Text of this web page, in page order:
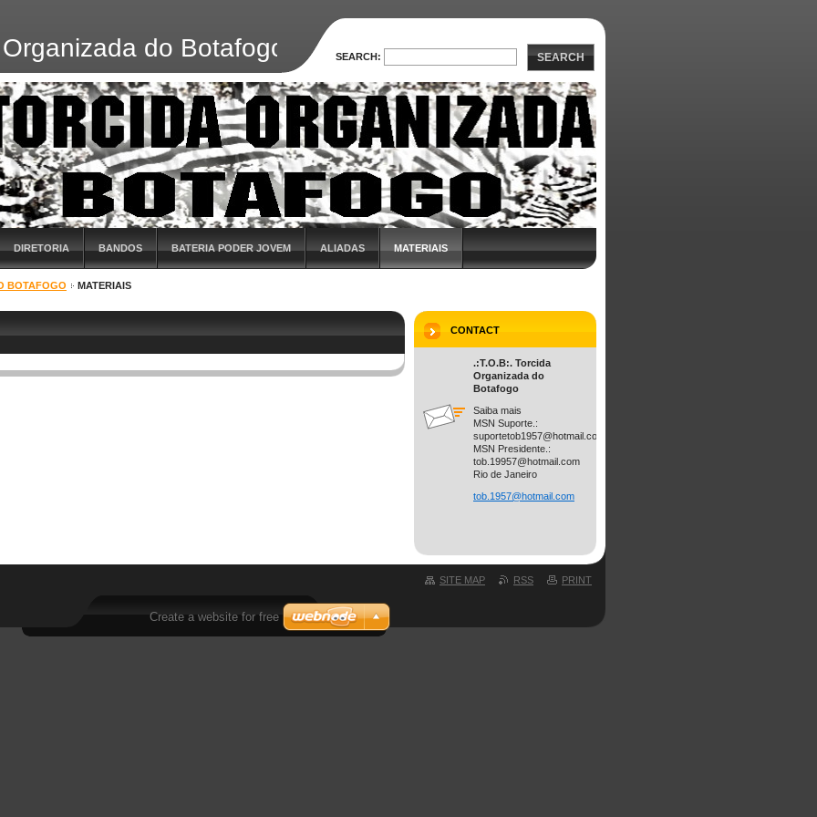
do Botafogo
DIRETORIA BANDOS BATERIA PODER JOVEM ALIADAS MATERIAIS
BOTAFOGO MATERIAIS
CONTACT
.:T.O.B:. Torcida
Organizada do
Botafogo
Saiba mais
MSN Suporte.:
suportetob1957@hotmail.com
MSN Presidente.:
tob.19957@hotmail.com
Rio de Janeiro
tob.1957@hotmail .com
SEARCH: SEARCH
SITE MAP RSS PRINT
Create a website for free